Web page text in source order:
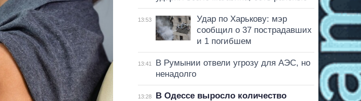
13:53
Удар по Харькову: мэр
сообщил о 37 пострадавших
и 1 погибшем
13:41
В Румынии отвели угрозу для АЭС, но
ненадолго
13:28
В Одессе выросло количество